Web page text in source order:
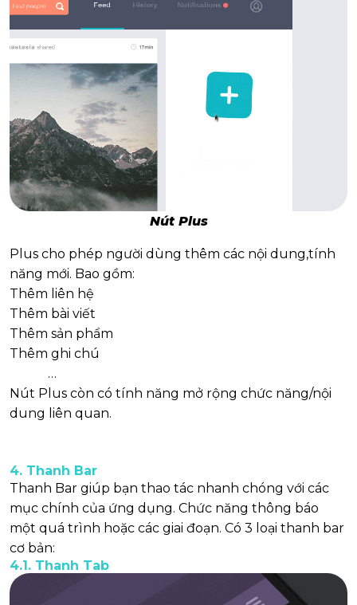
Nút Plus
Plus cho phép người dùng thêm các nội dung,tính
năng mới. Bao gồm:
Thêm liên hệ
Thêm bài viết
Thêm sản phẩm
Thêm ghi chú
…
Nút Plus còn có tính năng mở rộng chức năng/nội
dung liên quan.
4. Thanh Bar
Thanh Bar giúp bạn thao tác nhanh chóng với các
mục chính của ứng dụng. Chức năng thông báo
một quá trình hoặc các giai đoạn. Có 3 loại thanh bar
cơ bản:
4.1. Thanh Tab